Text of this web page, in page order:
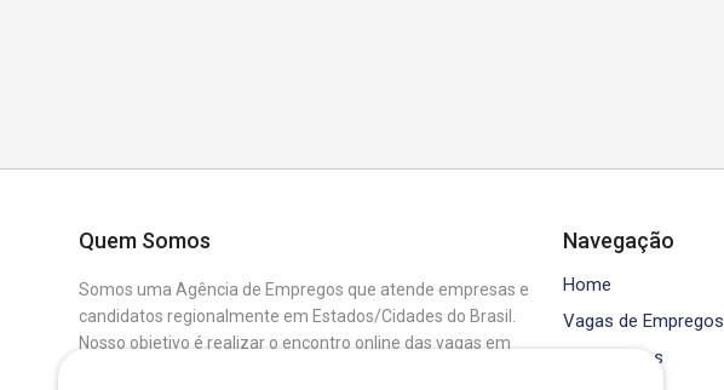
Quem Somos
Somos uma Agência de Empregos que atende empresas e
candidatos regionalmente em Estados/Cidades do Brasil.
Nosso objetivo é realizar o encontro online das vagas em
Navegação
Home
Vagas de Empregos
Contratados